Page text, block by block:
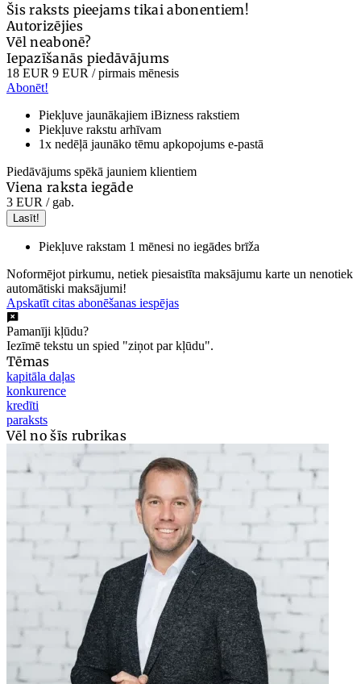
Šis raksts pieejams tikai abonentiem!
Autorizējies
Vēl neabonē?
Iepazīšanās piedāvājums
18 EUR 9 EUR / pirmais mēnesis
Abonēt!
Piekļuve jaunākajiem iBizness rakstiem
Piekļuve rakstu arhīvam
1x nedēļā jaunāko tēmu apkopojums e-pastā
Piedāvājums spēkā jauniem klientiem
Viena raksta iegāde
3 EUR / gab.
Lasīt!
Piekļuve rakstam 1 mēnesi no iegādes brīža
Noformējot pirkumu, netiek piesaistīta maksājumu karte un nenotiek
automātiski maksājumi!
Apskatīt citas abonēšanas iespējas
Pamanīji kļūdu?
Iezīmē tekstu un spied "ziņot par kļūdu".
Tēmas
kapitāla daļas
konkurence
kredīti
paraksts
Vēl no šīs rubrikas